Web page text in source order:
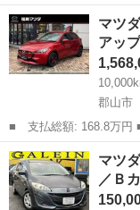
名： マツダ ■ 車種名
シャル プッシュスタ
キー ■ 排...
岩手 紫波郡
マツ
アッ
郡山市
■ 支払総額: 168.8万円 ■ 車両本体価格： 1,568,000 円 ■ メーカ
ー名： マツダ ■ 車種
５ １５ＢＤ デモア
排気量...
福島 郡山市 マ
マツ
／Ｂ